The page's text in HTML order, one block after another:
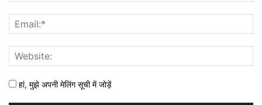
हां, मुझे अपनी मेलिंग सूची में जोड़ें